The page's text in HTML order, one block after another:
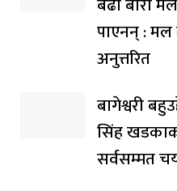
पाएनन् : मल
अनुत्तरित
बागेश्वरी
सिंह
सर्वसम्मत